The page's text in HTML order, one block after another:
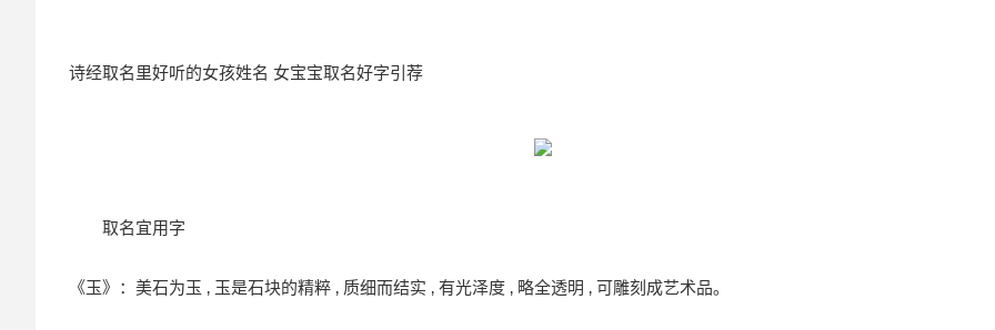
诗经取名里好听的女孩姓名 女宝宝取名好字引荐
取名宜用字
《玉》：美石为玉 ‚ 玉是石块的精粹 ‚ 质细而结实 ‚ 有光泽度 ‚ 略全透明 ‚ 可雕刻成艺术品｡